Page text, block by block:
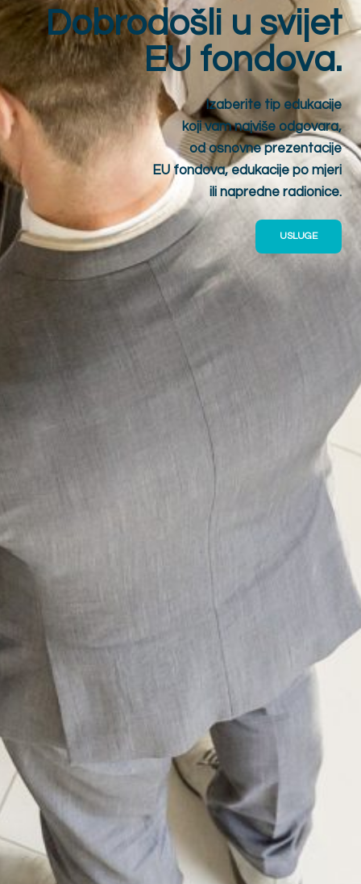
Dobrodošli u svijet
EU fondova.
Izaberite tip edukacije
koji vam najviše odgovara,
od osnovne prezentacije
EU fondova, edukacije po mjeri
ili napredne radionice.
USLUGE